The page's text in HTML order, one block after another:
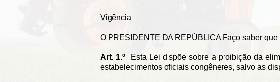
Vigência
O PRESIDENTE DA REPÚBLICA Faço saber
Art. 1.º
Esta Lei dispõe sobre a proibição da
estabelecimentos oficiais congêneres, salvo as